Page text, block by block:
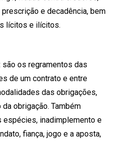
e decadência, bem
lícitos e ilícitos.
os regramentos das
de um contrato e entre
das obrigações,
obrigação. Também
espécies, inadimplemento e
fiança, jogo e a aposta,